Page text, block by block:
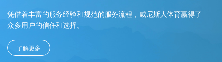
凭借着丰富的服务经验和规范的服务流程，威尼斯人体育赢得了
众多用户的信任和选择。
了解更多